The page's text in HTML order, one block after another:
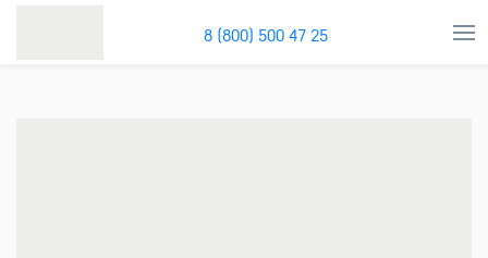
8 (800) 500 47 25